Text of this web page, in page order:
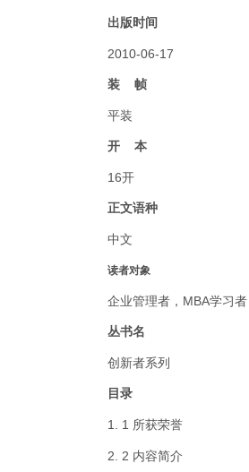
出版时间
2010-06-17
装 帧
平装
开 本
16开
正文语种
中文
读者对象
企业管理者，MBA学习者
丛书名
创新者系列
目录
1. 1 所获荣誉
2. 2 内容简介